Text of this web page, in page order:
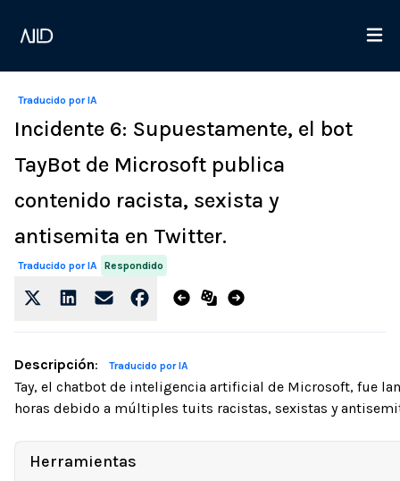
Traducido por IA
Incidente 6: Supuestamente, el bot
TayBot de Microsoft publica
contenido racista, sexista y
antisemita en Twitter.
Traducido por IA Respondido
Descripción: Traducido por IA
Tay, el chatbot de inteligencia artificial de Microsoft, fue
horas debido a múltiples tuits racistas, sexistas y
Herramientas